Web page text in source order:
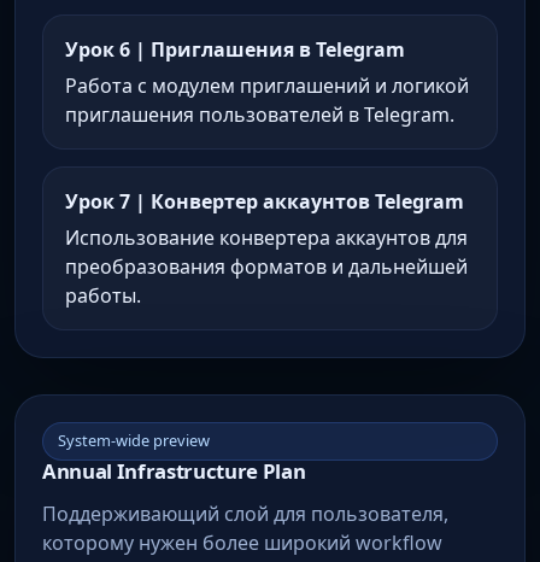
Урок 6 | Приглашения в Telegram
Работа с модулем приглашений и логикой
приглашения пользователей в Telegram.
Урок 7 | Конвертер аккаунтов Telegram
Использование конвертера аккаунтов для
преобразования форматов и дальнейшей
работы.
System-wide preview
Annual Infrastructure Plan
Поддерживающий слой для пользователя,
которому нужен более широкий workflow